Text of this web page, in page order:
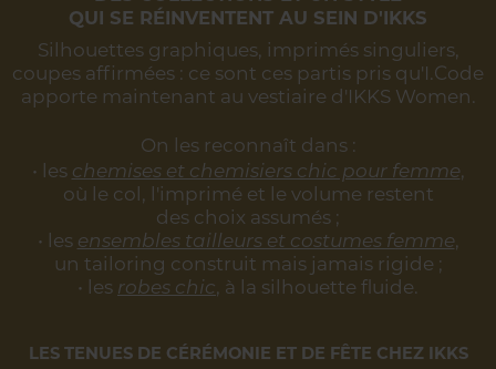
QUI SE RÉINVENTENT AU SEIN D'IKKS
Silhouettes graphiques, imprimés singuliers,
coupes affirmées : ce sont ces partis pris qu'I.Code
apporte maintenant au vestiaire d'IKKS Women.
On les reconnaît dans :
• les chemises et chemisiers chic pour femme,
où le col, l'imprimé et le volume restent
des choix assumés ;
• les ensembles tailleurs et costumes femme,
un tailoring construit mais jamais rigide ;
• les robes chic, à la silhouette fluide.
LES TENUES DE CÉRÉMONIE ET DE FÊTE CHEZ IKKS